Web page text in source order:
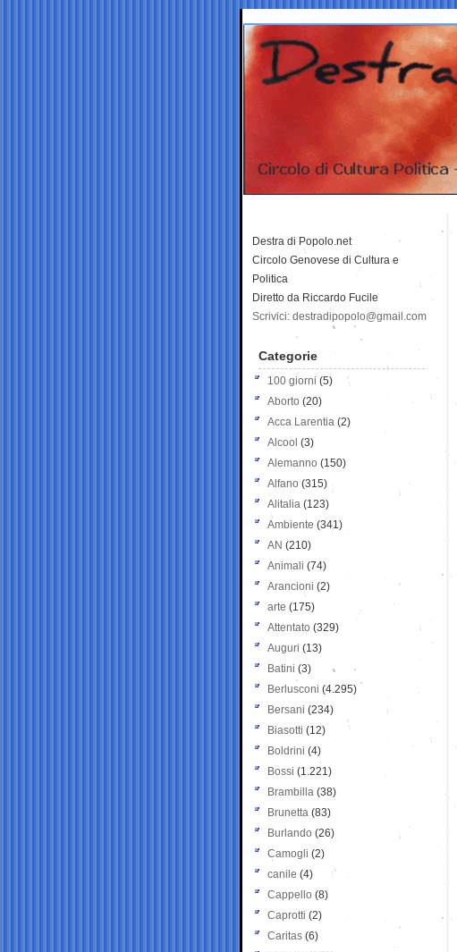
Destra di Popolo.net
Circolo Genovese di Cultura e
Politica
Diretto da Riccardo Fucile
Scrivici: destradipopolo@gmail.com
Categorie
100 giorni (5)
Aborto (20)
Acca Larentia (2)
Alcool (3)
Alemanno (150)
Alfano (315)
Alitalia (123)
Ambiente (341)
AN (210)
Animali (74)
Arancioni (2)
arte (175)
Attentato (329)
Auguri (13)
Batini (3)
Berlusconi (4.295)
Bersani (234)
Biasotti (12)
Boldrini (4)
Bossi (1.221)
Brambilla (38)
Brunetta (83)
Burlando (26)
Camogli (2)
canile (4)
Cappello (8)
Caprotti (2)
Caritas (6)